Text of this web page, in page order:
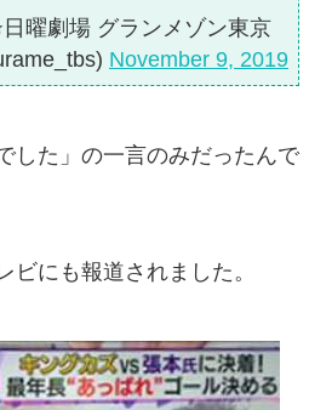
曜劇場 グランメゾン東京
November 9, 2019
した」の一言のみだったんで
ビにも報道されました。